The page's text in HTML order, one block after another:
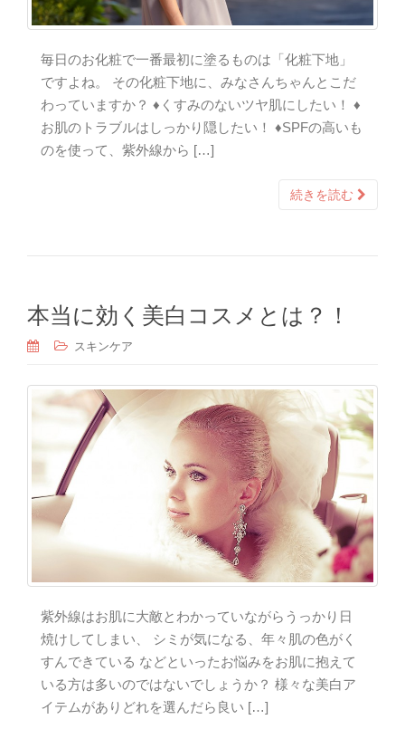
毎日のお化粧で一番最初に塗るものは「化粧下地」
ですよね。 その化粧下地に、みなさんちゃんとこだ
わっていますか？ ♦くすみのないツヤ肌にしたい！ ♦
お肌のトラブルはしっかり隠したい！ ♦SPFの高いも
のを使って、紫外線から […]
続きを読む
本当に効く美白コスメとは？！
スキンケア
紫外線はお肌に大敵とわかっていながらうっかり日
焼けしてしまい、 シミが気になる、年々肌の色がく
すんできている などといったお悩みをお肌に抱えて
いる方は多いのではないでしょうか？ 様々な美白ア
イテムがありどれを選んだら良い […]